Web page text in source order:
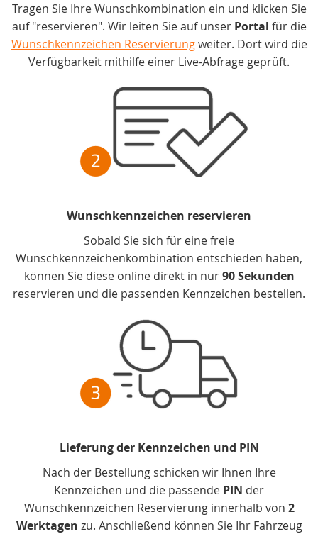
Tragen Sie Ihre Wunschkombination ein und klicken Sie
auf "reservieren". Wir leiten Sie auf unser Portal für die
Wunschkennzeichen Reservierungweiter. Dort wird die
Verfügbarkeit mithilfe einer Live-Abfrage geprüft.
Wunschkennzeichen reservieren
Sobald Sie sich für eine freie
Wunschkennzeichenkombination entschieden haben,
können Sie diese online direkt in nur90 Sekunden
reservieren und die passenden Kennzeichen bestellen.
Lieferung der Kennzeichen und PIN
Nach der Bestellung schicken wir Ihnen Ihre
Kennzeichen und die passende PIN der
Wunschkennzeichen Reservierung innerhalb von 2
Werktagen zu. Anschließend können Sie Ihr Fahrzeug